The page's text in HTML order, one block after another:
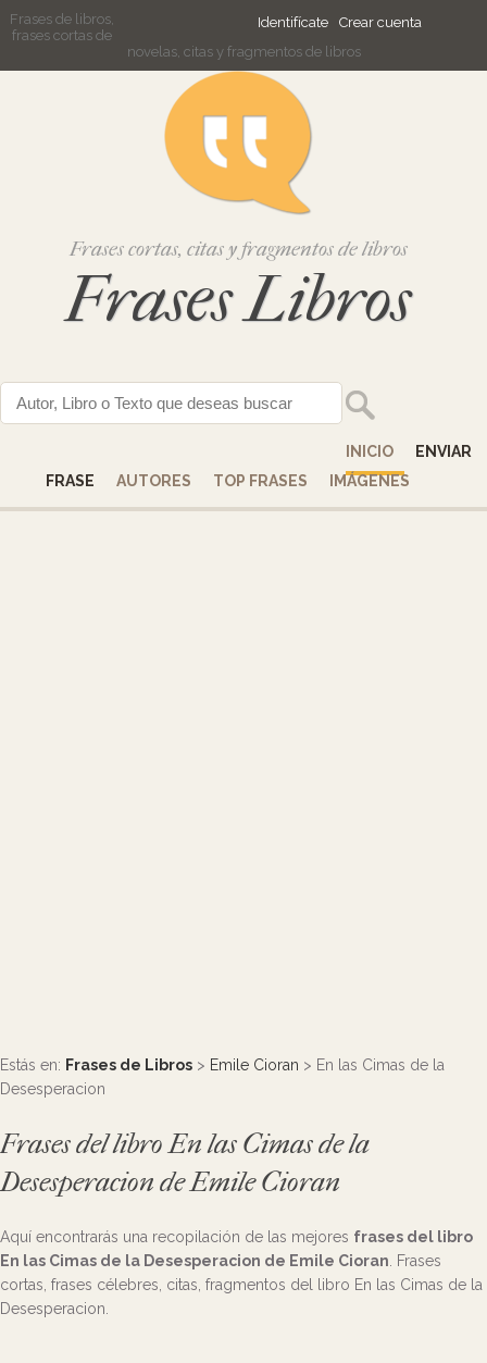
Identifícate Crear cuenta
Frases de libros,
frases cortas de
novelas, citas y fragmentos de libros
Frases cortas, citas y fragmentos de libros
Frases Libros
INICIO
ENVIAR
FRASE
AUTORES TOP FRASES IMÁGENES
Estás en: Frases de Libros > Emile Cioran > En las Cimas de la
Desesperacion
Frases del libro En las Cimas de la
Desesperacion de Emile Cioran
Aquí encontrarás una recopilación de las mejores frases del libro
En las Cimas de la Desesperacion de Emile Cioran . Frases
cortas, frases célebres, citas, fragmentos del libro En las Cimas de la
Desesperacion.